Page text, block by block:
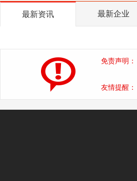
最新资讯 最新企业
免责声明：
友情提醒：